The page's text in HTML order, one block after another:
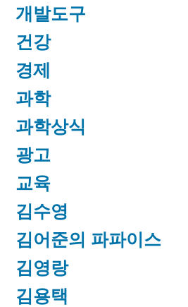
개발도구
건강
경제
과학
과학상식
광고
교육
김수영
김어준의 파파이스
김영랑
김용택